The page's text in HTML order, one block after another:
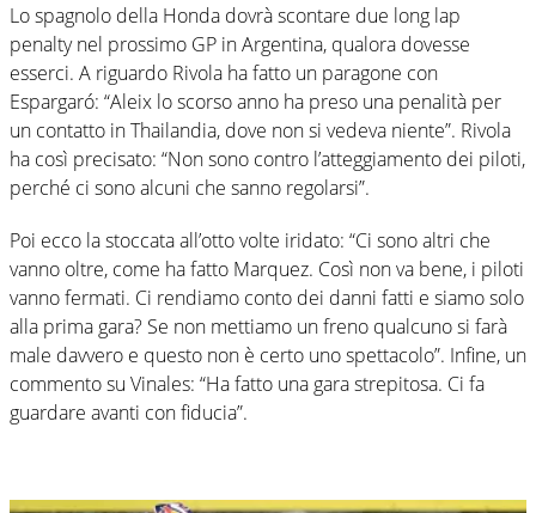
Lo spagnolo della Honda dovrà scontare due long lap
penalty nel prossimo GP in Argentina, qualora dovesse
esserci. A riguardo Rivola ha fatto un paragone con
Espargaró: “Aleix lo scorso anno ha preso una penalità per
un contatto in Thailandia, dove non si vedeva niente”. Rivola
ha così precisato: “Non sono contro l’atteggiamento dei piloti,
perché ci sono alcuni che sanno regolarsi”.
Poi ecco la stoccata all’otto volte iridato: “Ci sono altri che
vanno oltre, come ha fatto Marquez. Così non va bene, i piloti
vanno fermati. Ci rendiamo conto dei danni fatti e siamo solo
alla prima gara? Se non mettiamo un freno qualcuno si farà
male davvero e questo non è certo uno spettacolo”. Infine, un
commento su Vinales: “Ha fatto una gara strepitosa. Ci fa
guardare avanti con fiducia”.